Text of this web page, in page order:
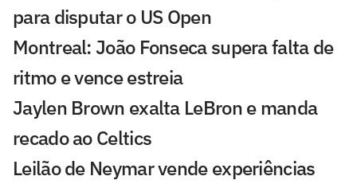
para disputar o US Open
Montreal: João Fonseca supera falta de
ritmo e vence estreia
Jaylen Brown exalta LeBron e manda
recado ao Celtics
Leilão de Neymar vende experiências